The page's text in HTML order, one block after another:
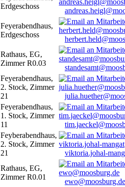
Erdgeschoss
Feyerabendhaus,
Erdgeschoss
Rathaus, EG,
Zimmer R0.03
Feyerabendhaus,
2. Stock, Zimmer
21
Feyerabendhaus,
1. Stock, Zimmer
11
Feyberabendhaus,
2. Stock, Zimmer
21
viktoria.johal-
Rathaus, EG,
Zimmer R0.01
ewo@moosburg.de